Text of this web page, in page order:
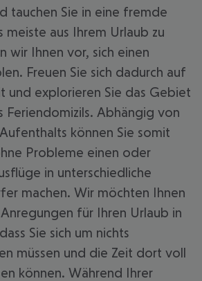
tauchen Sie in eine fremde
meiste aus Ihrem Urlaub zu
wir Ihnen vor, sich einen
Freuen Sie sich dadurch auf
und explorieren Sie das Gebiet
Feriendomizils. Abhängig von
können Sie somit
Probleme einen oder
in unterschiedliche
machen. Wir möchten Ihnen
für Ihren Urlaub in
Sie sich um nichts
müssen und die Zeit dort voll
können. Während Ihrer